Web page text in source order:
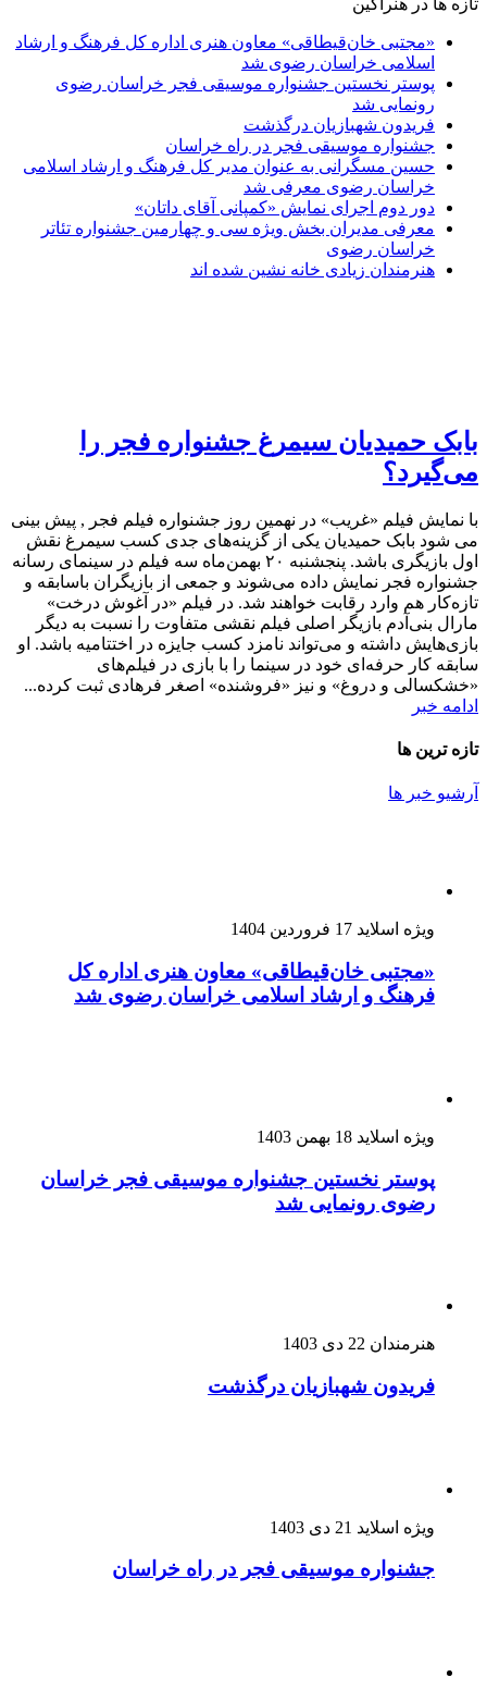
تازه ها در هنرآگین
«مجتبی خان‌قیطاقی» معاون هنری اداره کل فرهنگ و ارشاد
اسلامی خراسان رضوی شد
پوستر نخستین جشنواره موسیقی فجر خراسان رضوی
رونمایی شد
فریدون شهبازیان درگذشت
جشنواره موسیقی فجر در راه خراسان
حسین مسگرانی به عنوان مدیر کل فرهنگ و ارشاد اسلامی
خراسان رضوی معرفی شد
دور دوم اجرای نمایش «کمپانی آقای داتان»
معرفی مدیران بخش ویژه سی و چهارمین جشنواره تئاتر
خراسان رضوی
هنرمندان زیادی خانه نشین شده اند
بابک حمیدیان سیمرغ جشنواره فجر را
می‌گیرد؟
با نمایش فیلم «غریب» در نهمین روز جشنواره فیلم فجر , پیش بینی
می شود بابک حمیدیان یکی از گزینه‌های جدی کسب سیمرغ نقش
اول بازیگری باشد. پنجشنبه ۲۰ بهمن‌ماه سه فیلم در سینمای رسانه
جشنواره فجر نمایش داده می‌شوند و جمعی از بازیگران باسابقه و
تازه‌کار هم وارد رقابت خواهند شد. در فیلم «در آغوش درخت»
مارال بنی‌آدم بازیگر اصلی فیلم نقشی متفاوت را نسبت به دیگر
بازی‌هایش داشته و می‌تواند نامزد کسب جایزه در اختتامیه باشد. او
سابقه کار حرفه‌ای خود در سینما را با بازی در فیلم‌های
«خشکسالی و دروغ» و نیز «فروشنده» اصغر فرهادی ثبت کرده...
ادامه خبر
تازه ترین ها
آرشیو خبر ها
ویژه اسلاید 17 فروردین 1404
«مجتبی خان‌قیطاقی» معاون هنری اداره کل
فرهنگ و ارشاد اسلامی خراسان رضوی شد
ویژه اسلاید 18 بهمن 1403
پوستر نخستین جشنواره موسیقی فجر خراسان
رضوی رونمایی شد
هنرمندان 22 دی 1403
فریدون شهبازیان درگذشت
ویژه اسلاید 21 دی 1403
جشنواره موسیقی فجر در راه خراسان